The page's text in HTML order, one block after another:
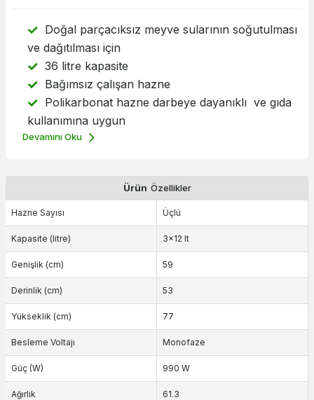
Doğal parçacıksız meyve sularının soğutulması
ve dağıtılması için
36 litre kapasite
Bağımsız çalışan hazne
Polikarbonat hazne darbeye dayanıklı ve gıda
kullanımına uygun
Devamını Oku
Ürün Özellikler
Hazne Sayısı Üçlü
Kapasite (litre) 3x12 lt
Genişlik (cm) 59
Derinlik (cm) 53
Yükseklik (cm) 77
Besleme Voltajı Monofaze
Güç (W) 990 W
Ağırlık 61.3